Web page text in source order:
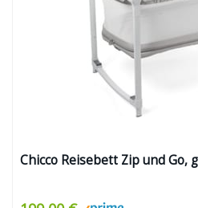
Chicco Reisebett Zip und Go,